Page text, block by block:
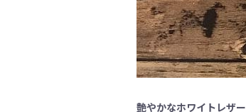
艶やかなホワイトレザー